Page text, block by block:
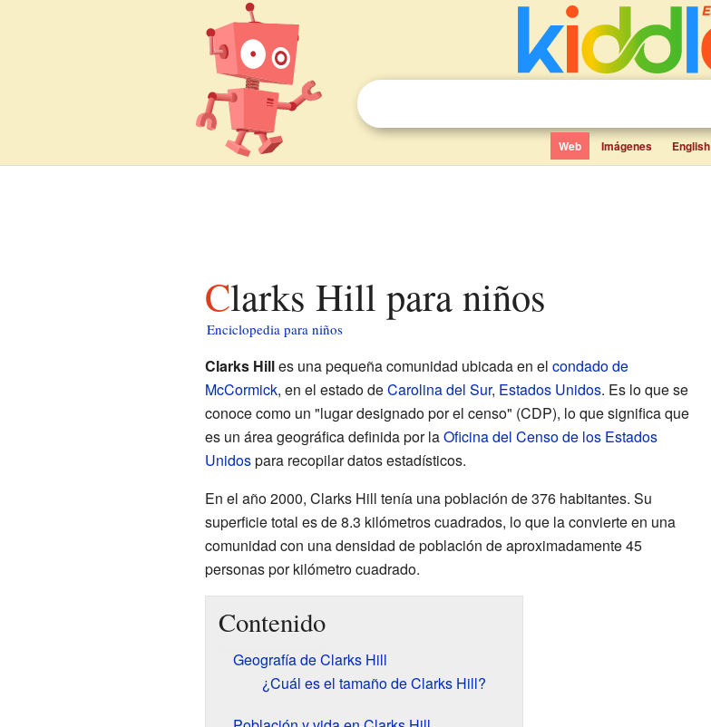
Web Imágenes English
Clarks Hill para niños
Enciclopedia para niños
Clarks Hilles una pequeña comunidad ubicada en el condado de
McCormick, en el estado deCarolina del Sur, Estados Unidos. Es lo que se
conoce como un "lugar designado por el censo" (CDP), lo que significa que
es un área geográfica definida por laOficina del Censo de los Estados
Unidospara recopilar datos estadísticos.
En el año 2000, Clarks Hill tenía una población de 376 habitantes. Su
superficie total es de 8.3 kilómetros cuadrados, lo que la convierte en una
comunidad con una densidad de población de aproximadamente 45
personas por kilómetro cuadrado.
Contenido
Geografía de Clarks Hill
¿Cuál es el tamaño de Clarks Hill?